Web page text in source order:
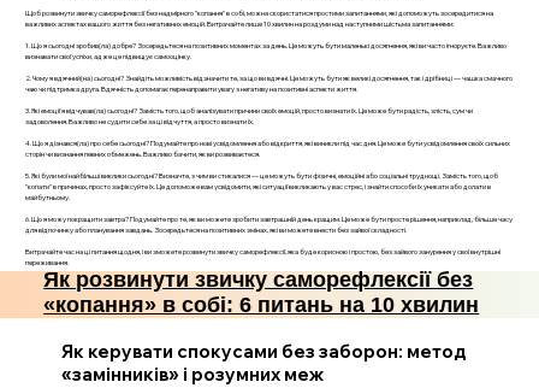
Щоб розвинути звичку саморефлексії без надмірного "копання" в собі, можна скористатися простими запитаннями, які допоможуть зосередитися на
важливих аспектах вашого життя без негативних емоцій. Витрачайте лише 10 хвилин на роздуми над наступними шістьма запитаннями:
1. Що я сьогодні зробив(ла) добре? Зосередьтеся на позитивних моментах за день. Це можуть бути маленькі досягнення, які ви часто ігноруєте. Важливо
визнавати свої успіхи, адже це підвищує самооцінку.
2. Чому я вдячний(на) сьогодні? Знайдіть можливість відзначити те, за що ви вдячні. Це можуть бути як великі досягнення, так і дрібниці — чашка смачного
чаю чи підтримка друга. Вдячність допомагає перенаправити увагу з негативу на позитивні аспекти життя.
3. Які емоції я відчував(ла) сьогодні? Замість того, щоб аналізувати причини своїх емоцій, просто визнати їх. Це може бути радість, злість, сум чи
задоволення. Важливо не судити себе за ці відчуття, а просто визнати їх.
4. Що я дізнався(ла) про себе сьогодні? Подумайте про нові усвідомлення або відкриття, які виникли під час дня. Це може бути усвідомлення своїх сильних
сторін чи визнання певних обмежень. Важливо бачити, як ви розвиваєтеся.
5. Які були мої найбільші виклики сьогодні? Визначте, з чим ви стикалися — це можуть бути фізичні, емоційні або соціальні труднощі. Замість того, щоб
"копати" в причинах, просто зафіксуйте їх. Це допоможе вам усвідомити, які ситуації викликають у вас стрес, і знайти способи їх уникати або долати в
майбутньому.
6. Що я можу покращити завтра? Подумайте про те, як ви можете зробити завтрашній день кращим. Це може бути просте рішення, наприклад, більше часу
для відпочинку або планування завдань. Зосередьтеся на позитивних змінах, які ви можете внести без зайвої складності.
Витрачайте час на ці питання щодня, і ви зможете розвинути звичку саморефлексії, яка буде корисною і простою, без зайвого занурення у свої внутрішні
переживання.
Як розвинути звичку саморефлексії без
«копання» в собі: 6 питань на 10 хвилин
Як керувати спокусами без заборон: метод
«замінників» і розумних меж